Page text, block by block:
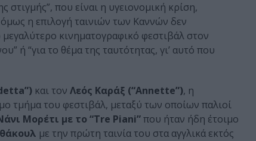
που είναι η υγειονομική κρίση,
όμως η επιλογή ταινιών των Καννών δεν
μεγαλύτερο κινηματογραφικό φεστιβάλ στον
ή “για το θέμα της ταυτότητας, γι’ αυτό που
και τον Λεός Καράξ (“Annette”), η
τμήμα του φεστιβάλ, μεταξύ των οποίων παλιοί
Μορέτι με το “Tre Piani”που ήταν ήδη έτοιμο
με την πρώτη ταινία του στα αγγλικά εκτός